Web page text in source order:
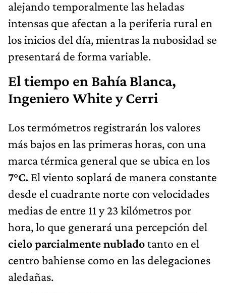
alejando temporalmente las heladas
intensas que afectan a la periferia rural en
los inicios del día, mientras la nubosidad se
presentará de forma variable.
El tiempo en Bahía Blanca,
Ingeniero White y Cerri
Los termómetros registrarán los valores
más bajos en las primeras horas, con una
marca térmica general que se ubica en los
7°C. El viento soplará de manera constante
desde el cuadrante norte con velocidades
medias de entre 11 y 23 kilómetros por
hora, lo que generará una percepción del
cielo parcialmente nubladotanto en el
centro bahiense como en las delegaciones
aledañas.